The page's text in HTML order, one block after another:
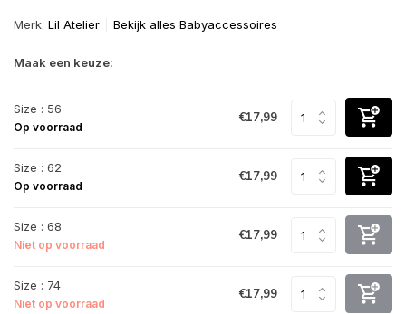
Merk: Lil Atelier Bekijk alles Babyaccessoires
Maak een keuze:
Size : 56
Op voorraad
€17,99
Size : 62
Op voorraad
€17,99
Size : 68
Niet op voorraad
€17,99
Size : 74
Niet op voorraad
€17,99